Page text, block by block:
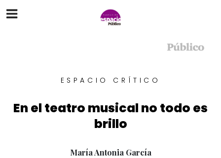
ESPACIO CRÍTICO
En el teatro musical no todo es
brillo
María Antonia García